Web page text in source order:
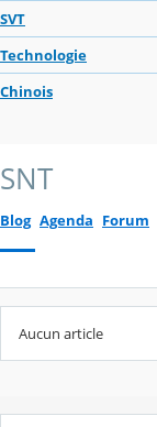
SVT
Technologie
Chinois
SNT
Blog Agenda Forum
Aucun article